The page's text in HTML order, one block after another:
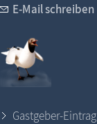
E-Mail schreiben
Gastgeber-Eintrag